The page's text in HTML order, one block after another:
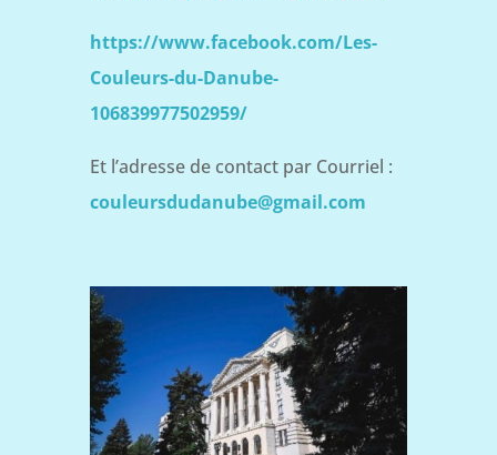
https://www.facebook.com/Les-
Couleurs-du-Danube-
106839977502959/
Et l’adresse de contact par Courriel :
couleursdudanube@gmail.com